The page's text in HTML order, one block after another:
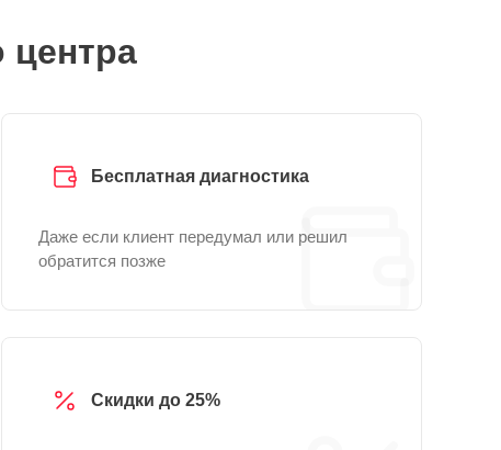
центра
Бесплатная диагностика
Даже если клиент передумал или решил
обратится позже
Скидки до 25%